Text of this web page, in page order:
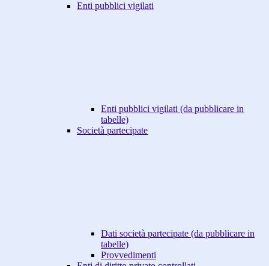
Enti pubblici vigilati
Enti pubblici vigilati (da pubblicare in
tabelle)
Società partecipate
Dati società partecipate (da pubblicare in
tabelle)
Provvedimenti